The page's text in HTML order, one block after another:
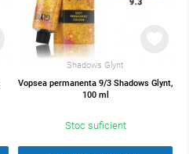
Shadows Glynt
Vopsea permanenta 9/3 Shadows Glynt,
100 ml
Stoc suficient